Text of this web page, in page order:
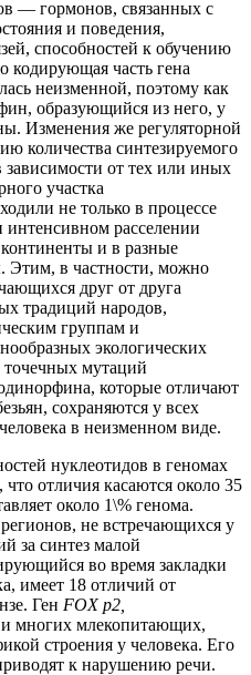
— гормонов, связанных с
и поведения,
способностей к обучению
кодирующая часть гена
неизменной, поэтому как
образующийся из него, у
Изменения же регуляторной
количества синтезируемого
зависимости от тех или иных
участка
не только в процессе
интенсивном расселении
и в разные
Этим, в частности, можно
друг от друга
традиций народов,
группам и
экологических
точечных мутаций
которые отличают
сохраняются у всех
в неизменном виде.
нуклеотидов в геномах
отличия касаются около 35
около 1\% генома.
не встречающихся у
за синтез малой
во время закладки
имеет 18 отличий от
Ген FOX p2,
многих млекопитающих,
строения у человека. Его
к нарушению речи.